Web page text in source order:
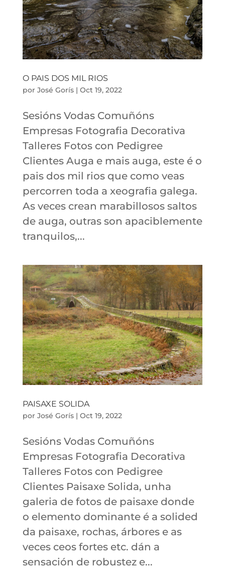
O PAIS DOS MIL RIOS
por José Gorís| Oct 19, 2022
Sesións Vodas Comuñóns
Empresas Fotografia Decorativa
Talleres Fotos con Pedigree
Clientes Auga e mais auga, este é o
pais dos mil rios que como veas
percorren toda a xeografia galega.
As veces crean marabillosos saltos
de auga, outras son apaciblemente
tranquilos,...
PAISAXE SOLIDA
por José Gorís| Oct 19, 2022
Sesións Vodas Comuñóns
Empresas Fotografia Decorativa
Talleres Fotos con Pedigree
Clientes Paisaxe Solida, unha
galeria de fotos de paisaxe donde
o elemento dominante é a solided
da paisaxe, rochas, árbores e as
veces ceos fortes etc. dán a
sensación de robustez e...